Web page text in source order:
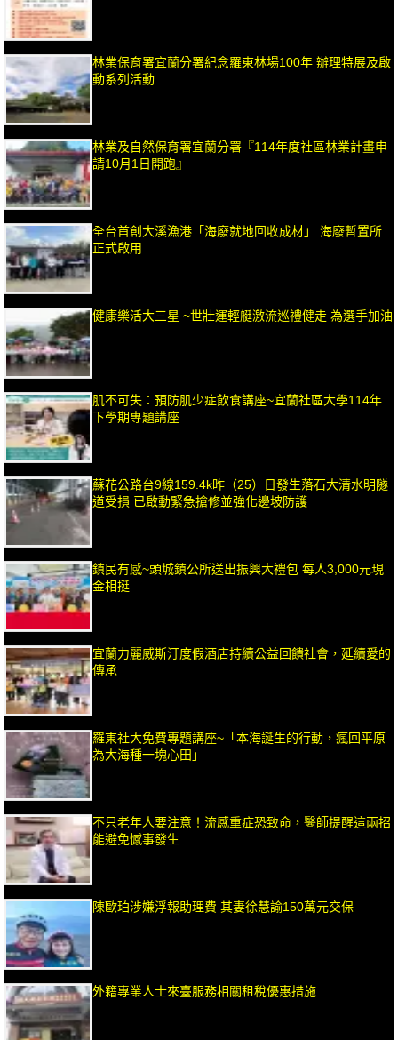
林業保育署宜蘭分署紀念羅東林場100年 辦理特展及啟
動系列活動
林業及自然保育署宜蘭分署『114年度社區林業計畫申
請10月1日開跑』
全台首創大溪漁港「海廢就地回收成材」 海廢暫置所
正式啟用
健康樂活大三星 ~世壯運輕艇激流巡禮健走 為選手加油
肌不可失：預防肌少症飲食講座~宜蘭社區大學114年
下學期專題講座
蘇花公路台9線159.4k昨（25）日發生落石大清水明隧
道受損 已啟動緊急搶修並強化邊坡防護
鎮民有感~頭城鎮公所送出振興大禮包 每人3,000元現
金相挺
宜蘭力麗威斯汀度假酒店持續公益回饋社會，延續愛的
傳承
羅東社大免費專題講座~「本海誕生的行動，瘋回平原
為大海種一塊心田」
不只老年人要注意！流感重症恐致命，醫師提醒這兩招
能避免憾事發生
陳歐珀涉嫌浮報助理費 其妻徐慧諭150萬元交保
外籍專業人士來臺服務相關租稅優惠措施